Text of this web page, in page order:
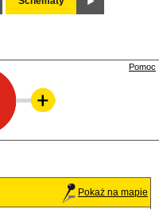
Pomoc
Pokaż na mapie